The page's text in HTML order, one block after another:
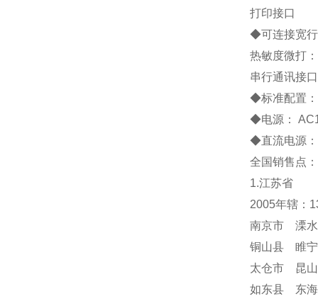
打印接口
◆可连接宽
热敏度微打：
串行通讯接口
◆标准配置
◆电源：
◆直流电源
全国销售点：
1.江苏省
2005年辖：
南京市 溧
铜山县 睢
太仓市 昆
如东县 东